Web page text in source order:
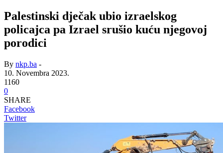
Palestinski dječak ubio izraelskog
policajca pa Izrael srušio kuću njegovoj
porodici
By nkp.ba -
10. Novembra 2023.
1160
0
SHARE
Facebook
Twitter